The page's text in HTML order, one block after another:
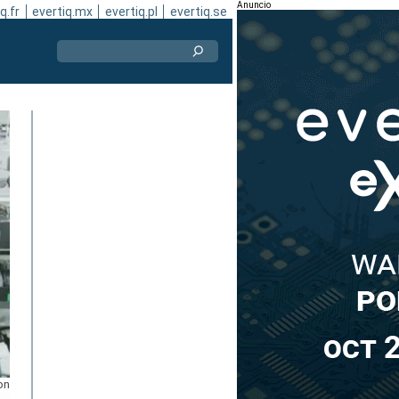
evertiq.mx evertiq.pl evertiq.se Anuncio